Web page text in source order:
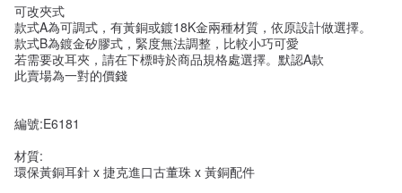
可改夾式
款式A為可調式，有黃銅或鍍18K金兩種材質，依原設計做選擇。
款式B為鍍金矽膠式，緊度無法調整，比較小巧可愛
若需要改耳夾，請在下標時於商品規格處選擇。默認A款
此賣場為一對的價錢
編號:E6181
材質:
環保黃銅耳針 x 捷克進口古董珠 x 黃銅配件